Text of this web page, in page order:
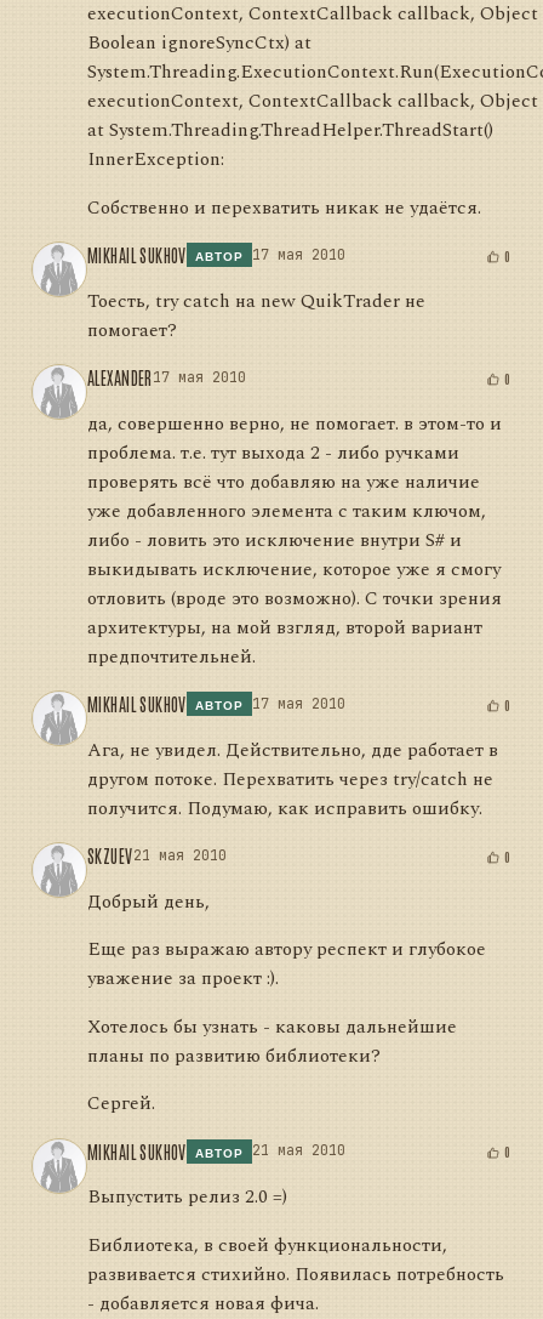
executionContext, ContextCallback callback, Object
Boolean ignoreSyncCtx) at
executionContext, ContextCallback callback, Object
at System.Threading.ThreadHelper.ThreadStart()
InnerException:
Собственно и перехватить никак не удаётся.
MIKHAIL SUKHOV АВТОР 17 мая 2010 0
Тоесть, try catch на new QuikTrader не
помогает?
ALEXANDER17 мая 2010 0
да, совершенно верно, не помогает. в этом-то и
проблема. т.е. тут выхода 2 - либо ручками
проверять всё что добавляю на уже наличие
уже добавленного элемента с таким ключом,
либо - ловить это исключение внутри S# и
выкидывать исключение, которое уже я смогу
отловить (вроде это возможно). С точки зрения
архитектуры, на мой взгляд, второй вариант
предпочтительней.
MIKHAIL SUKHOV АВТОР 17 мая 2010 0
Ага, не увидел. Действительно, дде работает в
другом потоке. Перехватить через try/catch не
получится. Подумаю, как исправить ошибку.
SKZUEV21 мая 2010 0
Добрый день,
Еще раз выражаю автору респект и глубокое
уважение за проект :).
Хотелось бы узнать - каковы дальнейшие
планы по развитию библиотеки?
Сергей.
MIKHAIL SUKHOV АВТОР 21 мая 2010 0
Выпустить релиз 2.0 =)
Библиотека, в своей функциональности,
развивается стихийно. Появилась потребность
- добавляется новая фича.